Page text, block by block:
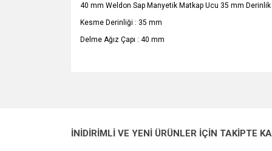
40 mm Weldon Sap Manyetik Matkap Ucu 35 mm Derinlik
Kesme Derinliği : 35 mm
Delme Ağız Çapı : 40 mm
Ürün açıklamasında eksik bilgiler bulunuyor.
İNİDİRİMLİ VE YENİ ÜRÜNLER İÇİN TAKİPTE